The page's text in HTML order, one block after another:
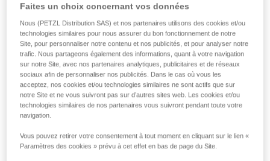
Vis verrouillage GRILLON L52
Vis de rechange pour verrouiller le flasque du bloqueur
d'une longe GRILLON
Vis de rechange permettant de verrouiller le flasque du
bloqueur d'une longe GRILLON (longes commercialisées
entre 2014 et 2018).
Demander cette pièce à notre SAV
Faites un choix concernant vos données
Nous (PETZL Distribution SAS) et nos partenaires utilisons des cookies et/ou
technologies similaires pour nous assurer du bon fonctionnement de notre
Site, pour personnaliser notre contenu et nos publicités, et pour analyser notre
trafic. Nous partageons également des informations, quant à votre navigation
sur notre Site, avec nos partenaires analytiques, publicitaires et de réseaux
sociaux afin de personnaliser nos publicités. Dans le cas où vous les
acceptez, nos cookies et/ou technologies similaires ne sont actifs que sur
notre Site et ne vous suivront pas sur d’autres sites web. Les cookies et/ou
technologies similaires de nos partenaires vous suivront pendant toute votre
navigation.
Vous pouvez retirer votre consentement à tout moment en cliquant sur le lien «
Paramètres des cookies » prévu à cet effet en bas de page du Site.